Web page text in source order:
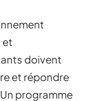
et
doivent
et répondre
programme